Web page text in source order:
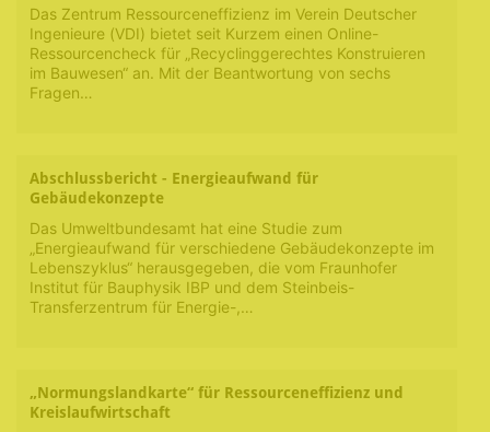
Das Zentrum Ressourceneffizienz im Verein Deutscher
Ingenieure (VDI) bietet seit Kurzem einen Online-
Ressourcencheck für „Recyclinggerechtes Konstruieren
im Bauwesen“ an. Mit der Beantwortung von sechs
Fragen…
Abschlussbericht - Energieaufwand für
Gebäudekonzepte
Das Umweltbundesamt hat eine Studie zum
„Energieaufwand für verschiedene Gebäudekonzepte im
Lebenszyklus“ herausgegeben, die vom Fraunhofer
Institut für Bauphysik IBP und dem Steinbeis-
Transferzentrum für Energie-,…
„Normungslandkarte“ für Ressourceneffizienz und
Kreislaufwirtschaft